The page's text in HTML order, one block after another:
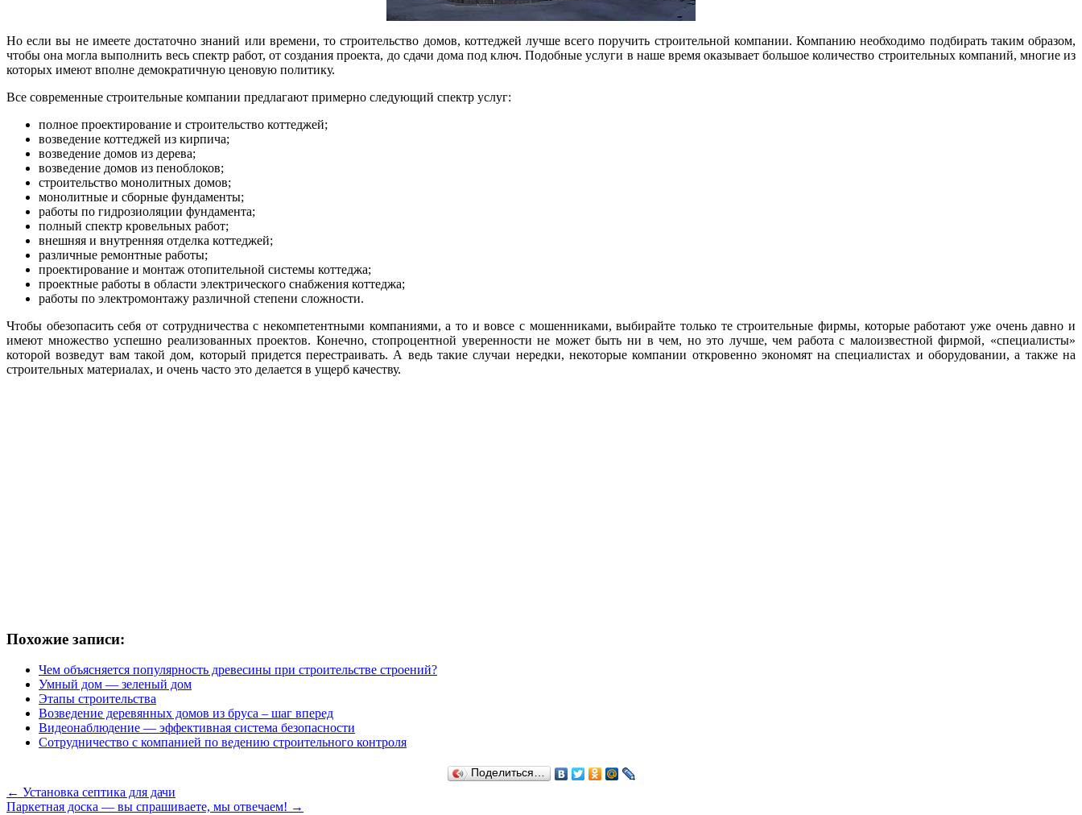
Но если вы не имеете достаточно знаний или времени, то строительство домов, коттеджей лучше всего поручить строительной компании. Компанию необходимо подбирать таким образом,
чтобы она могла выполнить весь спектр работ, от создания проекта, до сдачи дома под ключ. Подобные услуги в наше время оказывает большое количество строительных компаний, многие из
которых имеют вполне демократичную ценовую политику.
Все современные строительные компании предлагают примерно следующий спектр услуг:
полное проектирование и строительство коттеджей;
возведение коттеджей из кирпича;
возведение домов из дерева;
возведение домов из пеноблоков;
строительство монолитных домов;
монолитные и сборные фундаменты;
работы по гидрозиоляции фундамента;
полный спектр кровельных работ;
внешняя и внутренняя отделка коттеджей;
различные ремонтные работы;
проектирование и монтаж отопительной системы коттеджа;
проектные работы в области электрического снабжения коттеджа;
работы по электромонтажу различной степени сложности.
Чтобы обезопасить себя от сотрудничества с некомпетентными компаниями, а то и вовсе с мошенниками, выбирайте только те строительные фирмы, которые работают уже очень давно и
имеют множество успешно реализованных проектов. Конечно, стопроцентной уверенности не может быть ни в чем, но это лучше, чем работа с малоизвестной фирмой, «специалисты»
которой возведут вам такой дом, который придется перестраивать. А ведь такие случаи нередки, некоторые компании откровенно экономят на специалистах и оборудовании, а также на
строительных материалах, и очень часто это делается в ущерб качеству.
Похожие записи:
Чем объясняется популярность древесины при строительстве строений?
Умный дом — зеленый дом
Этапы строительства
Возведение деревянных домов из бруса – шаг вперед
Видеонаблюдение — эффективная система безопасности
Сотрудничество с компанией по ведению строительного контроля
Поделиться…
← Установка септика для дачи
Паркетная доска — вы спрашиваете, мы отвечаем! →